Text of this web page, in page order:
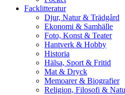
Facklitteratur
Djur, Natur & Trädgård
Ekonomi & Samhälle
Foto, Konst & Teater
Hantverk & Hobby
Historia
Hälsa, Sport & Fritid
Mat & Dryck
Memoarer & Biografier
Religion, Filosofi &